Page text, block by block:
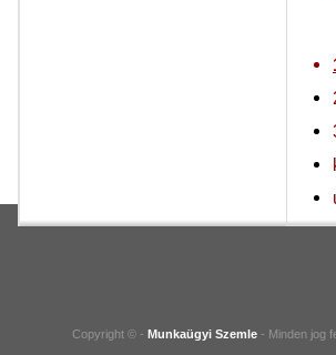
Copyright © - Munkaügyi Szemle - Minden jog